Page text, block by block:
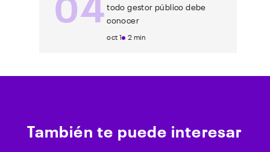
todo gestor público debe
conocer
oct 1 2 min
También te puede interesar